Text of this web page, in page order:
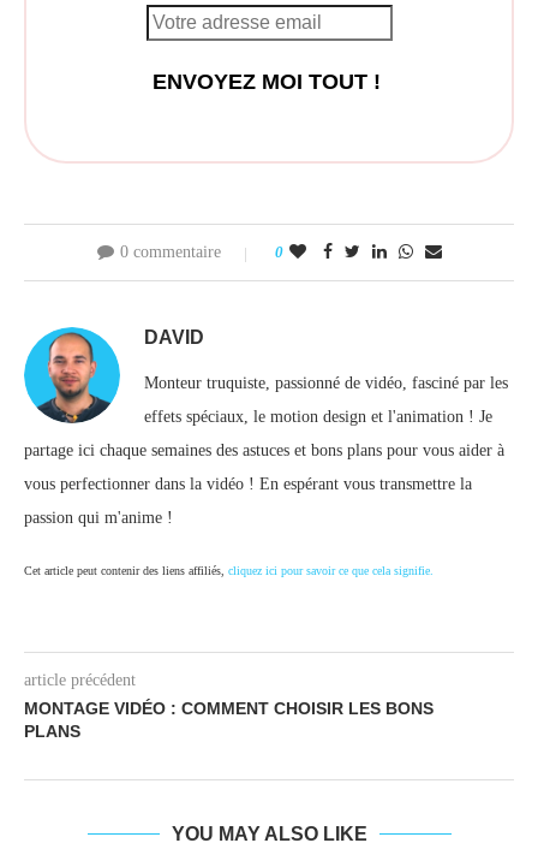
0 commentaire 0
DAVID
Monteur truquiste, passionné de vidéo, fasciné par les
effets spéciaux, le motion design et l'animation ! Je
partage ici chaque semaines des astuces et bons plans pour vous aider à
vous perfectionner dans la vidéo ! En espérant vous transmettre la
passion qui m'anime !
Cet article peut contenir des liens affiliés, cliquez ici pour savoir ce que cela signifie.
article précédent
MONTAGE VIDÉO : COMMENT CHOISIR LES BONS
PLANS
YOU MAY ALSO LIKE